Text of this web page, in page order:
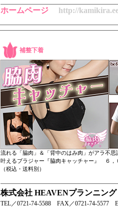
ホームページ http://
補整下着
流れる「脇肉」＆「背中のはみ肉」がアラ不
叶えるブラジャー『脇肉キャッチャー』 ６，
（税込・送料別）
株式会社 HEAVENプランニング
TEL／ 0721-74-5588 FAX／0721-74-5577